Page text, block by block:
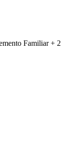
Familiar + 2